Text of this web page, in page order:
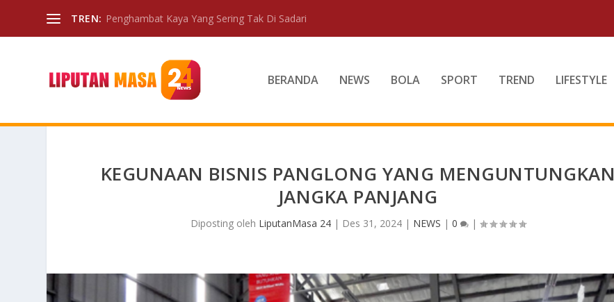
TREN: Penghambat Kaya Yang Sering Tak Di Sadari
BERANDA NEWS BOLA SPORT TREND LIFESTYLE
KEGUNAAN BISNIS PANGLONG YANG MENGUNTUNGKAN
JANGKA PANJANG
Diposting oleh LiputanMasa 24| Des 31, 2024| NEWS | 0 |